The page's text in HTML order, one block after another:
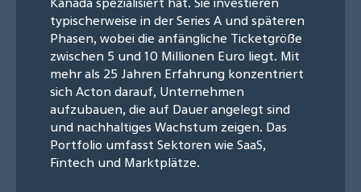
typischerweise in der Series A und späteren
Phasen, wobei die anfängliche Ticketgröße
zwischen 5 und 10 Millionen Euro liegt. Mit
mehr als 25 Jahren Erfahrung konzentriert
sich Acton darauf, Unternehmen
aufzubauen, die auf Dauer angelegt sind
und nachhaltiges Wachstum zeigen. Das
Portfolio umfasst Sektoren wie SaaS,
Fintech und Marktplätze.